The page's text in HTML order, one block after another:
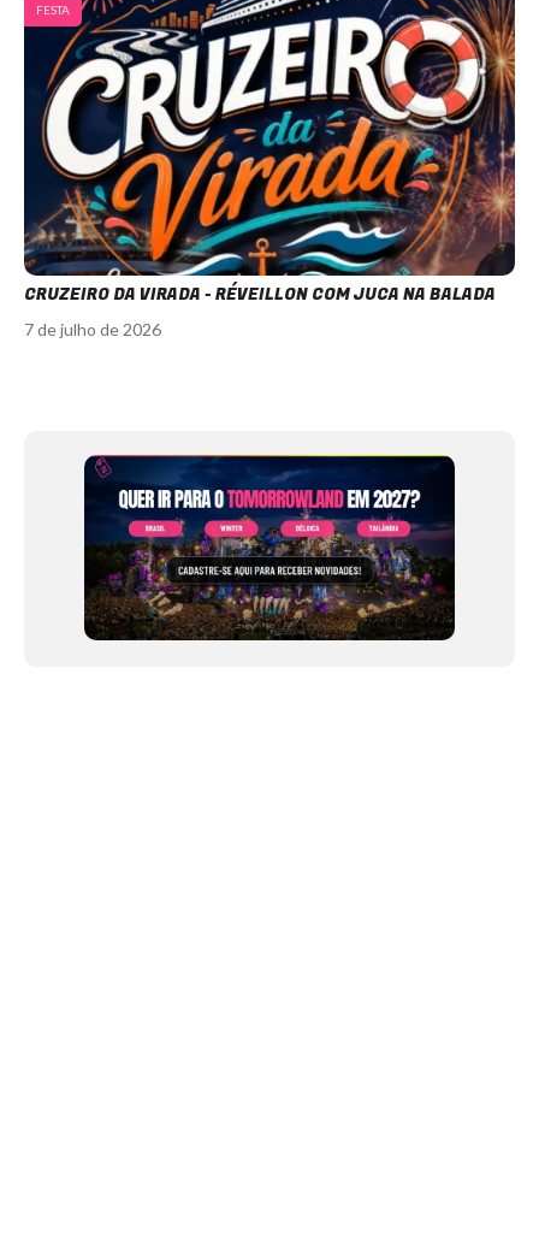
FESTA
CRUZEIRO DA VIRADA - RÉVEILLON COM JUCA NA BALADA
7 de julho de 2026